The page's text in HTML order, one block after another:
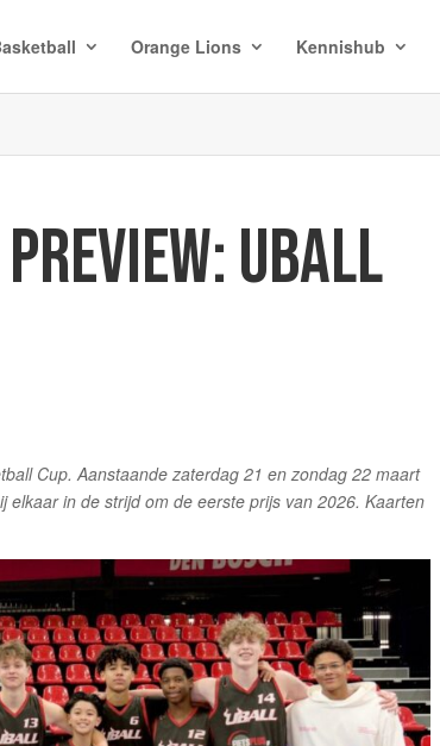
Orange Lions Kennishub
UBALL
Cup. Aanstaande zaterdag 21 en zondag 22 maart
in de strijd om de eerste prijs van 2026. Kaarten